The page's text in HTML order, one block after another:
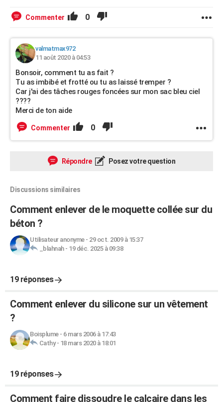
Commenter 0
valmatmax972
11 août 2020 à 04:53
Bonsoir, comment tu as fait ?
Tu as imbibé et frotté ou tu as laissé tremper ?
Car j'ai des tâches rouges foncées sur mon sac bleu ciel
????
Merci de ton aide
Commenter 0
Répondre Posez votre question
Discussions similaires
Comment enlever de le moquette collée sur du
béton ?
Utilisateur anonyme- 29 oct. 2009 à 15:37
_blahnah- 19 déc. 2025 à 09:38
19 réponses
Comment enlever du silicone sur un vêtement
?
Boisplume- 6 mars 2006 à 17:43
Cathy- 18 mars 2020 à 18:01
19 réponses
Comment faire dissoudre le calcaire dans les